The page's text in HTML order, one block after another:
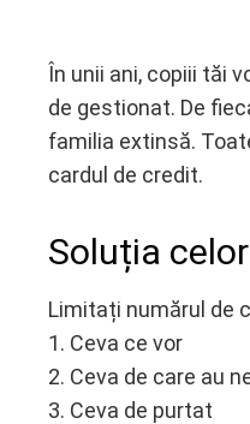
În unii ani, copiii tăi
de gestionat. De
familia extinsă.
cardul de credit.
Soluția
Limitați numărul de
1. Ceva ce vor
2. Ceva de care au
3. Ceva de purtat